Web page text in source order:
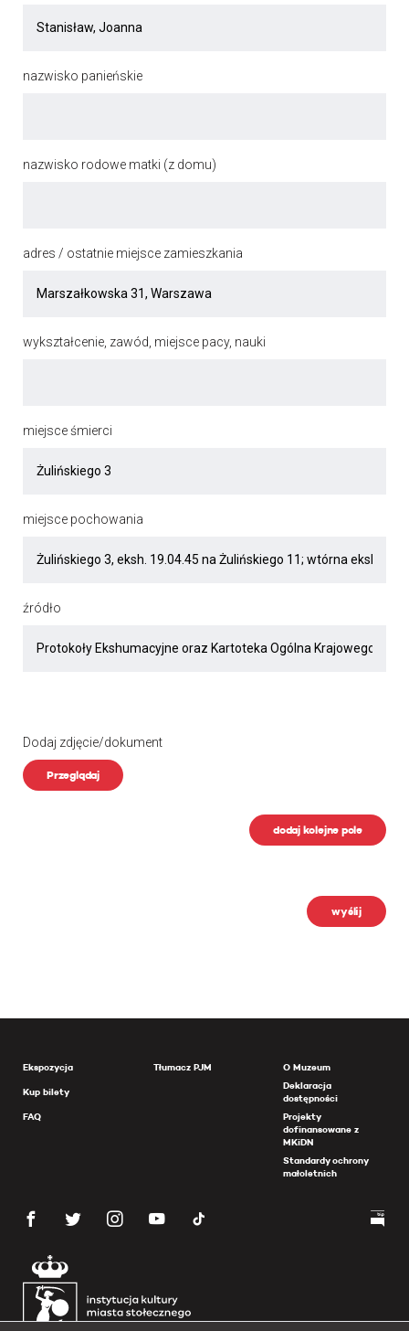
nazwisko panieńskie
nazwisko rodowe matki (z domu)
adres / ostatnie miejsce zamieszkania
wykształcenie, zawód, miejsce pacy, nauki
miejsce śmierci
miejsce pochowania
źródło
Dodaj zdjęcie/dokument
Przeglądaj
dodaj kolejne pole
wyślij
Ekspozycja
Kup bilety
FAQ
Tłumacz PJM
O Muzeum
Deklaracja
dostępności
Projekty
dofinansowane z
MKiDN
Standardy ochrony
małoletnich